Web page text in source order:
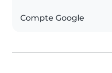
Compte Google